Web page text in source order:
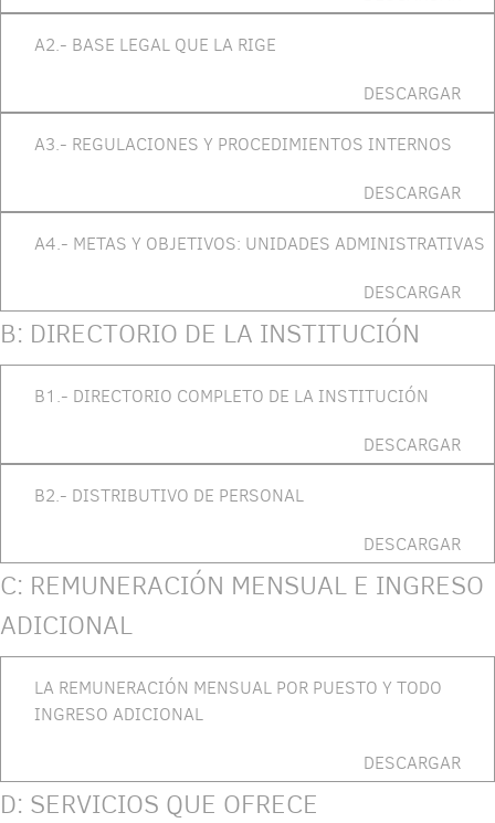
A2.- BASE LEGAL QUE LA RIGE
DESCARGAR
A3.- REGULACIONES Y PROCEDIMIENTOS INTERNOS
DESCARGAR
A4.- METAS Y OBJETIVOS: UNIDADES ADMINISTRATIVAS
DESCARGAR
B: DIRECTORIO DE LA INSTITUCIÓN
B1.- DIRECTORIO COMPLETO DE LA INSTITUCIÓN
DESCARGAR
B2.- DISTRIBUTIVO DE PERSONAL
DESCARGAR
C: REMUNERACIÓN MENSUAL E INGRESO
ADICIONAL
LA REMUNERACIÓN MENSUAL POR PUESTO Y TODO
INGRESO ADICIONAL
DESCARGAR
D: SERVICIOS QUE OFRECE